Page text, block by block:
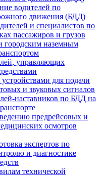
водителей по
движения (БДД)
и специалистов по
пассажиров и грузов
городским наземным
управляющих
для подачи
и звуковых сигналов
наставников по БДД на
предрейсовых и
осмотров
экспертов по
и диагностике
технической